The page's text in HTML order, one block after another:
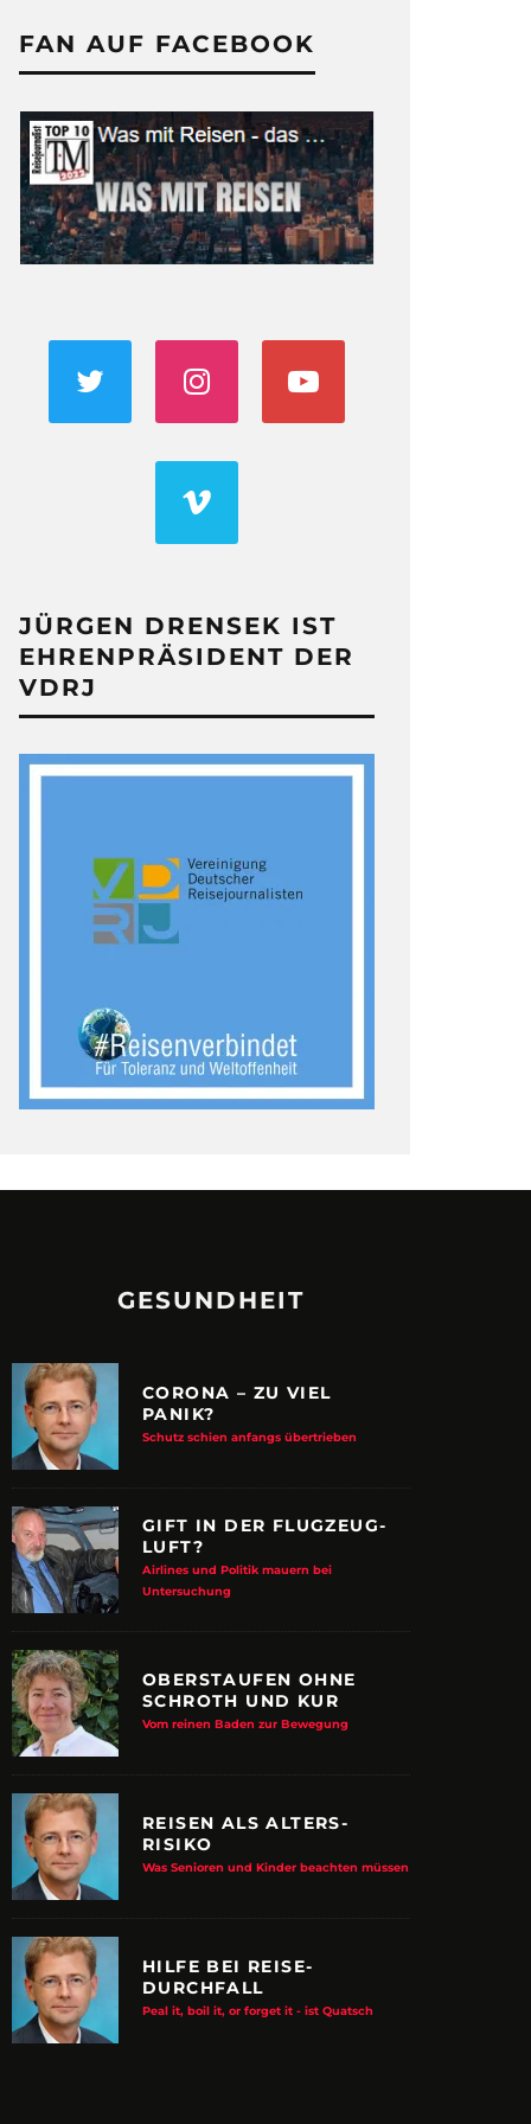
FAN AUF FACEBOOK
JÜRGEN DRENSEK IST
EHRENPRÄSIDENT DER
VDRJ
MACHER
System werden Reisen sicherer
ZUPANCIC
GESUNDHEIT
CORONA – ZU VIEL
PANIK?
Schutz schien anfangs übertrieben
GIFT IN DER FLUGZEUG-
LUFT?
Airlines und Politik mauern bei
Untersuchung
OBERSTAUFEN OHNE
SCHROTH UND KUR
Vom reinen Baden zur Bewegung
REISEN ALS ALTERS-
RISIKO
Was Senioren und Kinder beachten müssen
HILFE BEI REISE-
DURCHFALL
Peal it, boil it, or forget it - ist Quatsch